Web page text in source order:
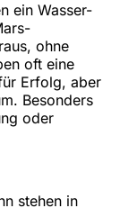
ein Wasser-
ohne
oft eine
Erfolg, aber
Besonders
oder
stehen in